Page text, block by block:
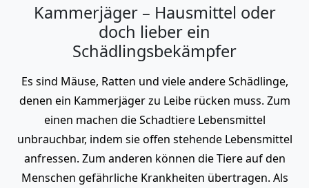
Kammerjäger – Hausmittel oder
doch lieber ein
Schädlingsbekämpfer
Es sind Mäuse, Ratten und viele andere Schädlinge,
denen ein Kammerjäger zu Leibe rücken muss. Zum
einen machen die Schadtiere Lebensmittel
unbrauchbar, indem sie offen stehende Lebensmittel
anfressen. Zum anderen können die Tiere auf den
Menschen gefährliche Krankheiten übertragen. Als